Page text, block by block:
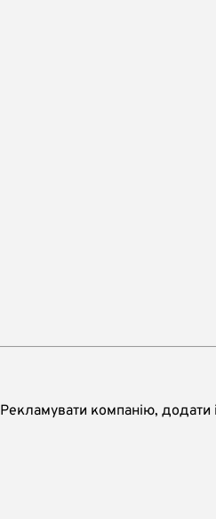
Рекламувати компанію, додати